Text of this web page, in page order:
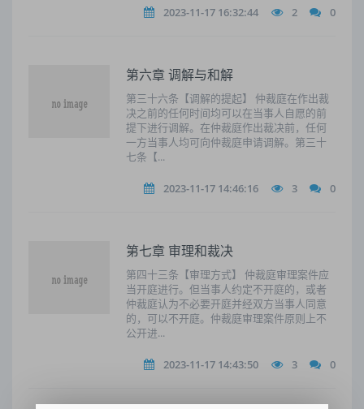
2023-11-17 16:32:44 2 0
第六章 调解与和解
第三十六条【调解的提起】 仲裁庭在作出裁
决之前的任何时间均可以在当事人自愿的前
提下进行调解。在仲裁庭作出裁决前，任何
一方当事人均可向仲裁庭申请调解。第三十
七条【...
2023-11-17 14:46:16 3 0
第七章 审理和裁决
第四十三条【审理方式】 仲裁庭审理案件应
当开庭进行。但当事人约定不开庭的，或者
仲裁庭认为不必要开庭并经双方当事人同意
的，可以不开庭。仲裁庭审理案件原则上不
公开进...
2023-11-17 14:43:50 3 0